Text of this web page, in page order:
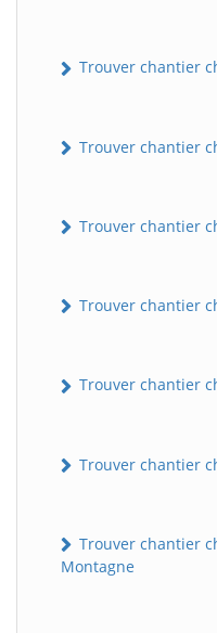
Trouver chantier
Trouver chantier
Trouver chantier
Trouver chantier
Trouver chantier
Trouver chantier
Trouver chantier
Montagne